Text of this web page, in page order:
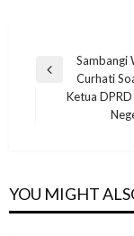
Navigasi
Previous
Sambangi
Curhati
Ketua
YOU MIGHT